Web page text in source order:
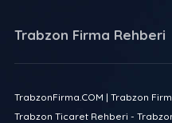
Trabzon Firma Rehberi
TrabzonFirma.COM | Trabzon
Trabzon Ticaret Rehberi -